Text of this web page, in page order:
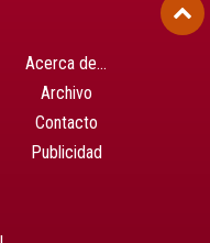
Acerca de…
Archivo
Contacto
Publicidad